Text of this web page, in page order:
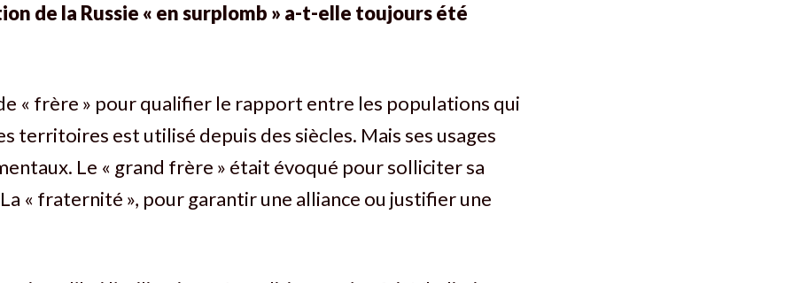
de la Russie « en surplomb » a-t-elle toujours été
« frère » pour qualifier le rapport entre les populations qui
territoires est utilisé depuis des siècles. Mais ses usages
Le « grand frère » était évoqué pour solliciter sa
« fraternité », pour garantir une alliance ou justifier une